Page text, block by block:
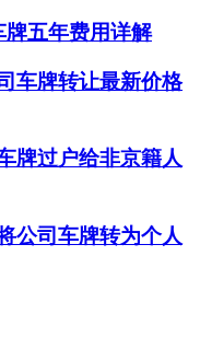
五年费用详解
车牌转让最新价格
牌过户给非京籍人
公司车牌转为个人